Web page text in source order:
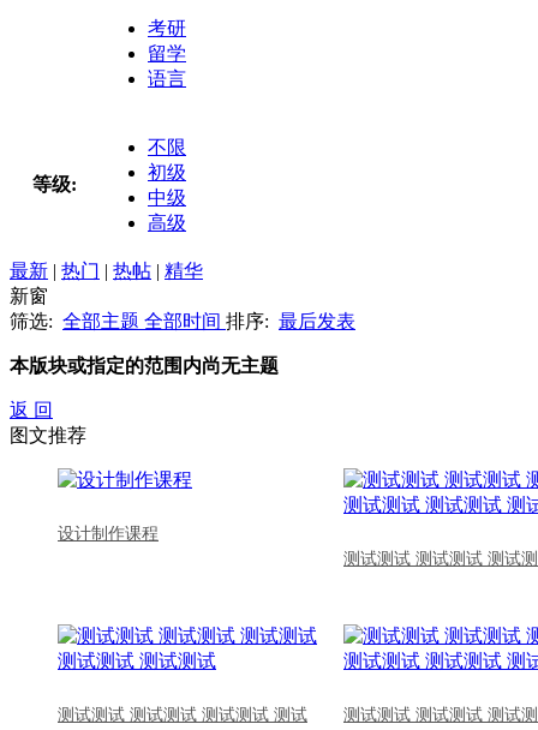
考研
留学
语言
等级:
不限
初级
中级
高级
最新 | 热门 | 热帖 | 精华
新窗
筛选: 全部主题 全部时间 排序: 最后发表
本版块或指定的范围内尚无主题
返 回
图文推荐
设计制作课程
测试测试 测试测试 测试
测试测试 测试测试 测试测试 测试 测试测试 测试测试 测试